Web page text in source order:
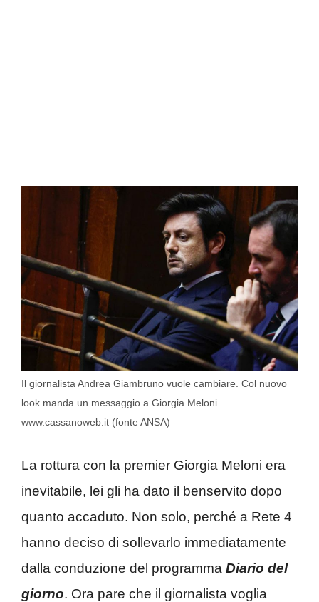
Il giornalista Andrea Giambruno vuole cambiare. Col nuovo
look manda un messaggio a Giorgia Meloni
www.cassanoweb.it (fonte ANSA)
La rottura con la premier Giorgia Meloni era
inevitabile, lei gli ha dato il benservito dopo
quanto accaduto. Non solo, perché a Rete 4
hanno deciso di sollevarlo immediatamente
dalla conduzione del programma Diario del
giorno. Ora pare che il giornalista voglia